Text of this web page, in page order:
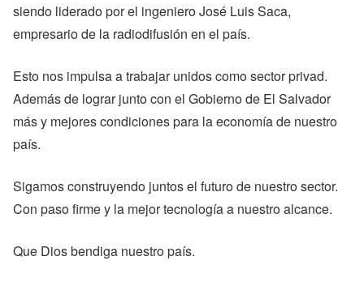
siendo liderado por el ingeniero José Luis Saca,
empresario de la radiodifusión en el país.
Esto nos impulsa a trabajar unidos como sector privad.
Además de lograr junto con el Gobierno de El Salvador
más y mejores condiciones para la economía de nuestro
país.
Sigamos construyendo juntos el futuro de nuestro sector.
Con paso firme y la mejor tecnología a nuestro alcance.
Que Dios bendiga nuestro país.